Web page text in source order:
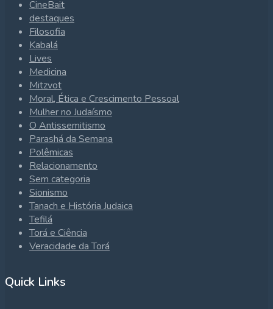
CineBait
destaques
Filosofia
Kabalá
Lives
Medicina
Mitzvot
Moral, Ética e Crescimento Pessoal
Mulher no Judaísmo
O Antissemitismo
Parashá da Semana
Polêmicas
Relacionamento
Sem categoria
Sionismo
Tanach e História Judaica
Tefilá
Torá e Ciência
Veracidade da Torá
Quick Links